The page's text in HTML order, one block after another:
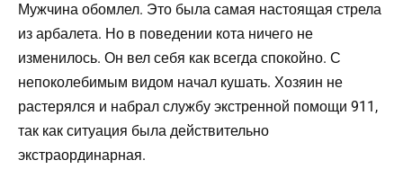
Мужчина обомлел. Это была самая настоящая стрела
из арбалета. Но в поведении кота ничего не
изменилось. Он вел себя как всегда спокойно. С
непоколебимым видом начал кушать. Хозяин не
растерялся и набрал службу экстренной помощи 911,
так как ситуация была действительно
экстраординарная.